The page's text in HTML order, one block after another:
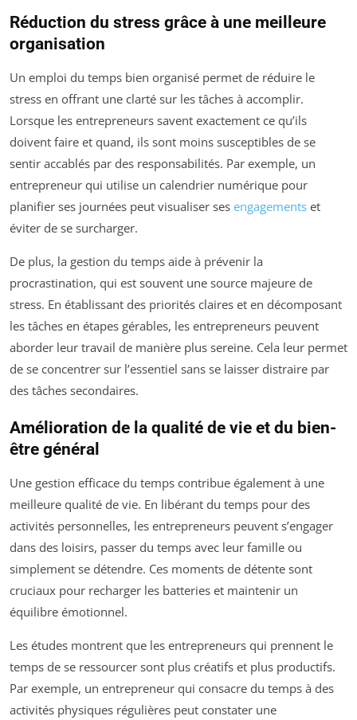
Réduction du stress grâce à une meilleure
organisation
Un emploi du temps bien organisé permet de réduire le
stress en offrant une clarté sur les tâches à accomplir.
Lorsque les entrepreneurs savent exactement ce qu’ils
doivent faire et quand, ils sont moins susceptibles de se
sentir accablés par des responsabilités. Par exemple, un
entrepreneur qui utilise un calendrier numérique pour
planifier ses journées peut visualiser ses engagements et
éviter de se surcharger.
De plus, la gestion du temps aide à prévenir la
procrastination, qui est souvent une source majeure de
stress. En établissant des priorités claires et en décomposant
les tâches en étapes gérables, les entrepreneurs peuvent
aborder leur travail de manière plus sereine. Cela leur permet
de se concentrer sur l’essentiel sans se laisser distraire par
des tâches secondaires.
Amélioration de la qualité de vie et du bien-
être général
Une gestion efficace du temps contribue également à une
meilleure qualité de vie. En libérant du temps pour des
activités personnelles, les entrepreneurs peuvent s’engager
dans des loisirs, passer du temps avec leur famille ou
simplement se détendre. Ces moments de détente sont
cruciaux pour recharger les batteries et maintenir un
équilibre émotionnel.
Les études montrent que les entrepreneurs qui prennent le
temps de se ressourcer sont plus créatifs et plus productifs.
Par exemple, un entrepreneur qui consacre du temps à des
activités physiques régulières peut constater une